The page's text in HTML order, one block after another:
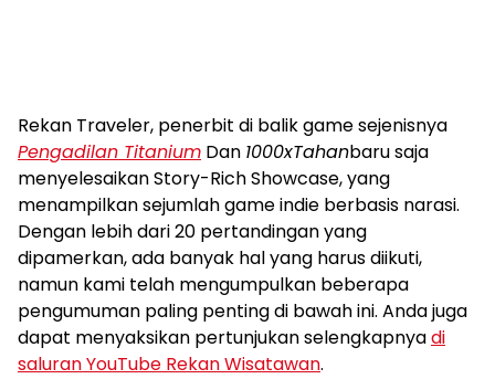
Rekan Traveler, penerbit di balik game sejenisnya
Pengadilan Titanium Dan 1000xTahanbaru saja
menyelesaikan Story-Rich Showcase, yang
menampilkan sejumlah game indie berbasis narasi.
Dengan lebih dari 20 pertandingan yang
dipamerkan, ada banyak hal yang harus diikuti,
namun kami telah mengumpulkan beberapa
pengumuman paling penting di bawah ini. Anda juga
dapat menyaksikan pertunjukan selengkapnyadi
saluran YouTube Rekan Wisatawan.